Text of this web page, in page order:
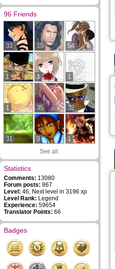
96 Friends
33 15 54
1 1 1
1 35 22
31 3 1
See all
Statistics
Comments: 13080
Forum posts: 867
Level: 46, Next level in 3196 xp
Level Rank: Legend
Experience: 59654
Translator Points: 66
Badges